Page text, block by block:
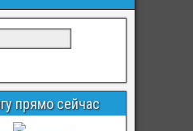
прямо сейчас